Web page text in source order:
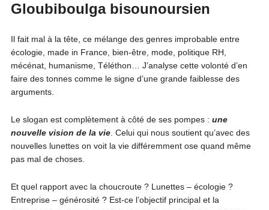
Gloubiboulga bisounoursien
Il fait mal à la tête, ce mélange des genres improbable entre
écologie, made in France, bien-être, mode, politique RH,
mécénat, humanisme, Téléthon… J’analyse cette volonté d’en
faire des tonnes comme le signe d’une grande faiblesse des
arguments.
Le slogan est complètement à côté de ses pompes : une
nouvelle vision de la vie. Celui qui nous soutient qu’avec des
nouvelles lunettes on voit la vie différemment ose quand même
pas mal de choses.
Et quel rapport avec la choucroute ? Lunettes – écologie ?
Entreprise – générosité ? Est-ce l’objectif principal et la